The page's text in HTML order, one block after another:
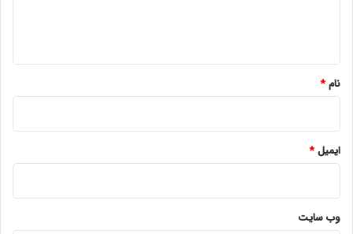
نام*
ایمیل*
وب‌ سایت